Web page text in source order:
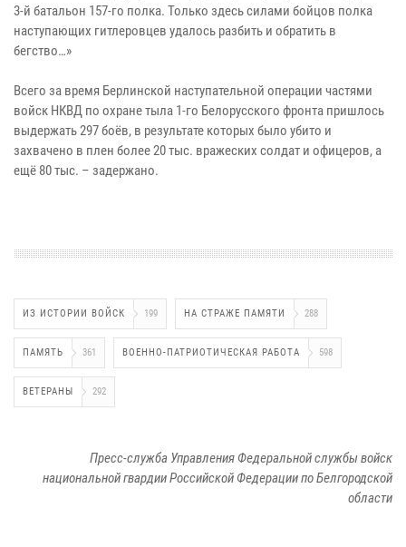
3-й батальон 157-го полка. Только здесь силами бойцов полка
наступающих гитлеровцев удалось разбить и обратить в
бегство…»
Всего за время Берлинской наступательной операции частями
войск НКВД по охране тыла 1-го Белорусского фронта пришлось
выдержать 297 боёв, в результате которых было убито и
захвачено в плен более 20 тыс. вражеских солдат и офицеров, а
ещё 80 тыс. – задержано.
ИЗ ИСТОРИИ ВОЙСК 199 НА СТРАЖЕ ПАМЯТИ 288
ПАМЯТЬ 361 ВОЕННО-ПАТРИОТИЧЕСКАЯ РАБОТА 598
ВЕТЕРАНЫ 292
Пресс-служба Управления Федеральной службы войск
национальной гвардии Российской Федерации по Белгородской
области